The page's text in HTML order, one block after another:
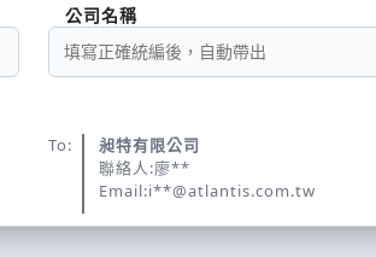
公司名稱
To:
昶特有限公司
聯絡人:廖**
Email:i**@atlantis.com.tw